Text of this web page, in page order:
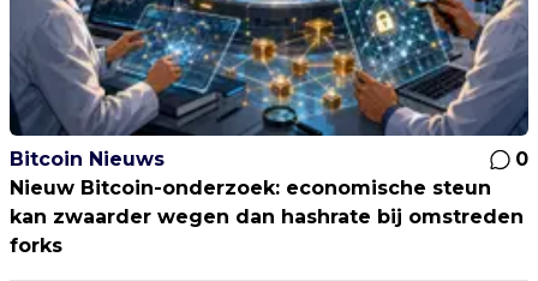
Bitcoin Nieuws
0
Nieuw Bitcoin-onderzoek: economische steun
kan zwaarder wegen dan hashrate bij omstreden
forks